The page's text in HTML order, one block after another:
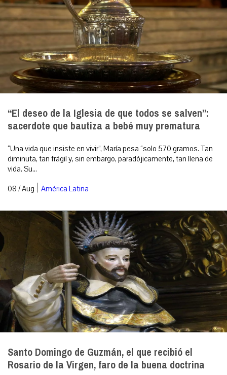
“El deseo de la Iglesia de que todos se salven”:
sacerdote que bautiza a bebé muy prematura
“Una vida que insiste en vivir”, María pesa “solo 570 gramos. Tan
diminuta, tan frágil y, sin embargo, paradójicamente, tan llena de
vida. Su...
08 / Aug | América Latina
Santo Domingo de Guzmán, el que recibió el
Rosario de la Virgen, faro de la buena doctrina